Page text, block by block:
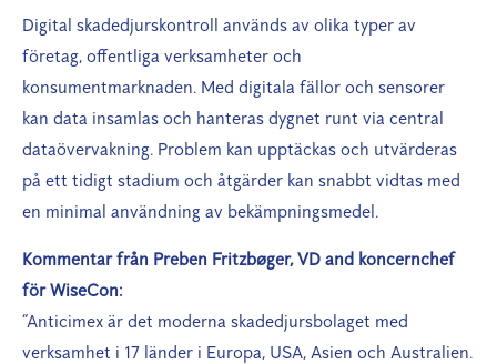
Digital skadedjurskontroll används av olika typer av
företag, offentliga verksamheter och
konsumentmarknaden. Med digitala fällor och sensorer
kan data insamlas och hanteras dygnet runt via central
dataövervakning. Problem kan upptäckas och utvärderas
på ett tidigt stadium och åtgärder kan snabbt vidtas med
en minimal användning av bekämpningsmedel.
Kommentar från Preben Fritzbøger, VD and koncernchef
för WiseCon:
“Anticimex är det moderna skadedjursbolaget med
verksamhet i 17 länder i Europa, USA, Asien och Australien.